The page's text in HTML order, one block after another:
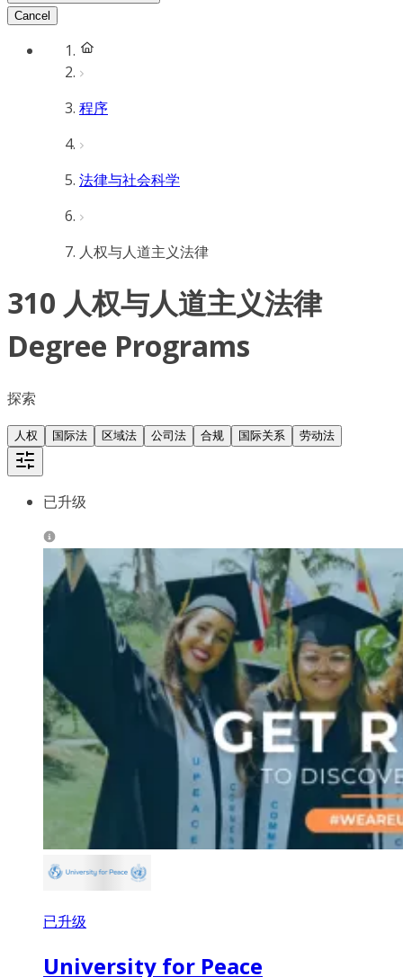
Cancel
程序
法律与社会科学
人权与人道主义法律
310 人权与人道主义法律
Degree Programs
探索
人权 国际法 区域法 公司法 合规 国际关系 劳动法
已升级
已升级
University for Peace